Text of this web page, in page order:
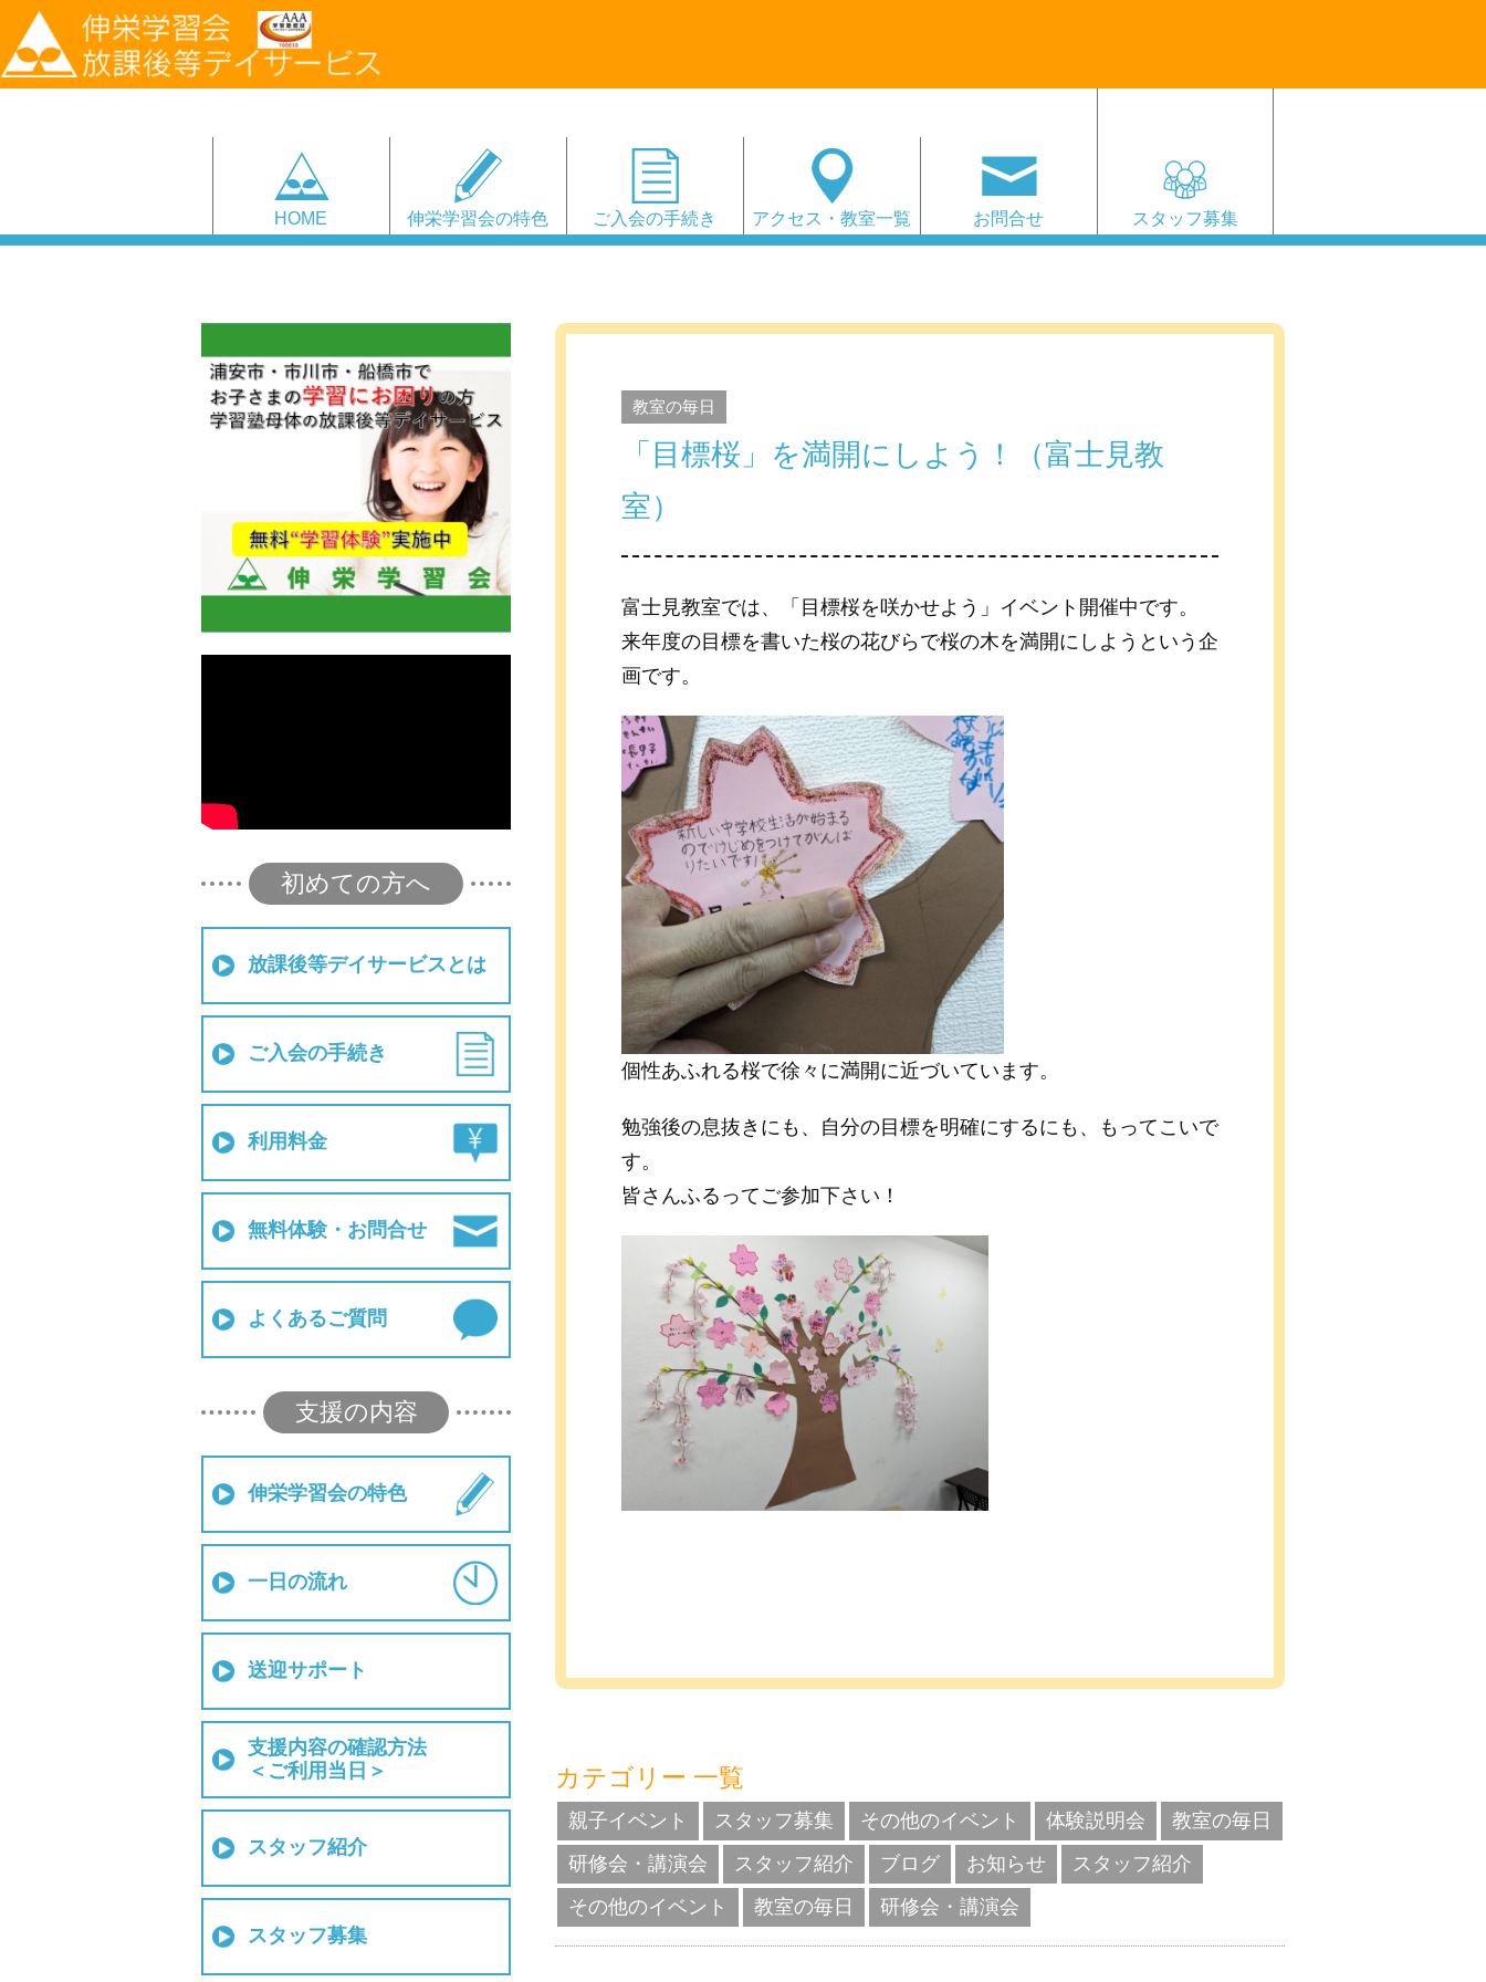
HOME 伸栄学習会の特色 ご入会の手続き アクセス・教室一覧 お問合せ スタッフ募集
初めての方へ
放課後等デイサービスとは
ご入会の手続き
利用料金
無料体験・お問合せ
よくあるご質問
支援の内容
伸栄学習会の特色
一日の流れ
送迎サポート
支援内容の確認方法
＜ご利用当日＞
スタッフ紹介
スタッフ募集
教室の毎日
「目標桜」を満開にしよう！（富士見教
室）
富士見教室では、「目標桜を咲かせよう」イベント開催中です。
来年度の目標を書いた桜の花びらで桜の木を満開にしようという企
画です。
個性あふれる桜で徐々に満開に近づいています。
勉強後の息抜きにも、自分の目標を明確にするにも、もってこいで
す。
皆さんふるってご参加下さい！
カテゴリー 一覧
親子イベント スタッフ募集 その他のイベント 体験説明会
教室の毎日
研修会・講演会
スタッフ紹介 ブログ お知らせ
スタッフ紹介
その他のイベント
教室の毎日 研修会・講演会